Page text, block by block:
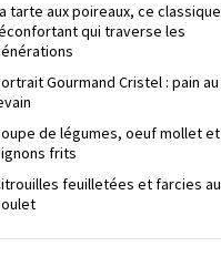
tarte aux poireaux, ce classique
qui traverse les
Gourmand Cristel : pain au
de légumes, oeuf mollet et
frits
feuilletées et farcies au